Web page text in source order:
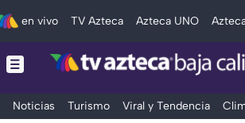
en vivo TV Azteca Azteca UNO
Noticias Turismo Viral y Tendencia